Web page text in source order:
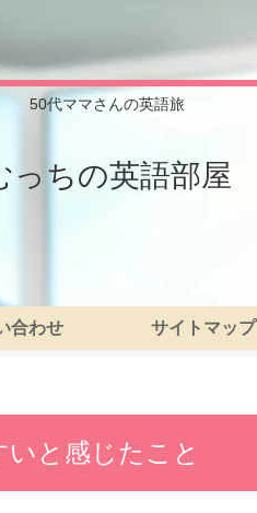
50代ママさんの英語旅
っちの英語部屋
合わせ サイトマップ
と感じたこと